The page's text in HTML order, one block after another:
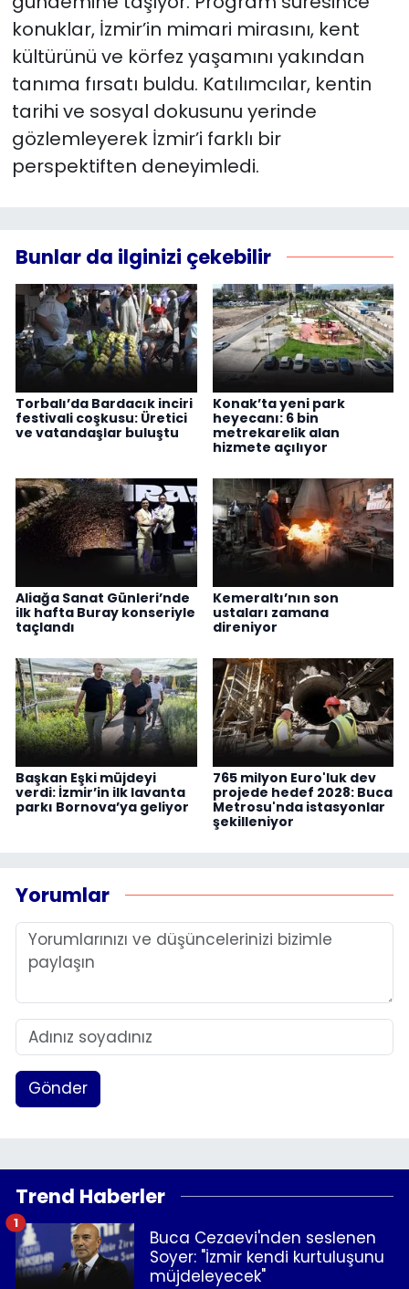
konuklar, İzmir’in mimari mirasını, kent
kültürünü ve körfez yaşamını yakından
tanıma fırsatı buldu. Katılımcılar, kentin
tarihi ve sosyal dokusunu yerinde
gözlemleyerek İzmir’i farklı bir
perspektiften deneyimledi.
Bunlar da ilginizi çekebilir
Torbalı’da Bardacık inciri
festivali coşkusu: Üretici
ve vatandaşlar buluştu
Konak’ta yeni park
heyecanı: 6 bin
metrekarelik alan
hizmete açılıyor
Aliağa Sanat Günleri’nde
ilk hafta Buray konseriyle
taçlandı
Kemeraltı’nın son
ustaları zamana
direniyor
Başkan Eşki müjdeyi
verdi: İzmir’in ilk lavanta
parkı Bornova’ya geliyor
765 milyon Euro'luk dev
projede hedef 2028: Buca
Metrosu'nda istasyonlar
şekilleniyor
Yorumlar
Gönder
Trend Haberler
Buca Cezaevi'nden seslenen
Soyer: "İzmir kendi kurtuluşunu
müjdeleyecek"
1